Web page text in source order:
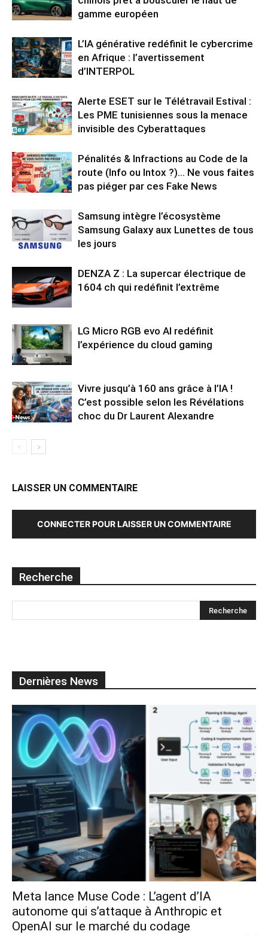
gamme européen
L’IA générative redéfinit le cybercrime
en Afrique : l’avertissement
d’INTERPOL
Alerte ESET sur le Télétravail Estival :
Les PME tunisiennes sous la menace
invisible des Cyberattaques
Pénalités & Infractions au Code de la
route (Info ou Intox ?)… Ne vous faites
pas piéger par ces Fake News
Samsung intègre l’écosystème
Samsung Galaxy aux Lunettes de tous
les jours
DENZA Z : La supercar électrique de
1604 ch qui redéfinit l’extrême
LG Micro RGB evo AI redéfinit
l’expérience du cloud gaming
Vivre jusqu’à 160 ans grâce à l’IA !
C’est possible selon les Révélations
choc du Dr Laurent Alexandre
LAISSER UN COMMENTAIRE
CONNECTER POUR LAISSER UN COMMENTAIRE
Recherche
Dernières News
Meta lance Muse Code : L’agent d’IA
autonome qui s’attaque à Anthropic et
OpenAI sur le marché du codage